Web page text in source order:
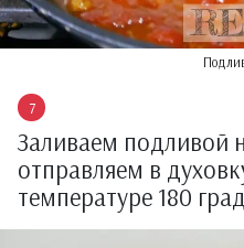
Заливаем подливой
отправляем в
температуре 180